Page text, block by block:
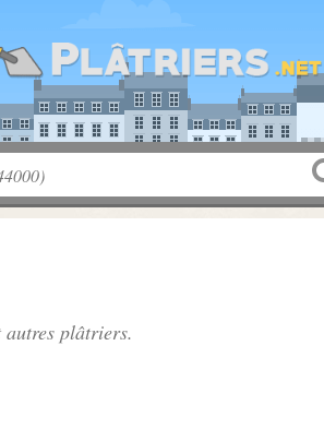
autres plâtriers.